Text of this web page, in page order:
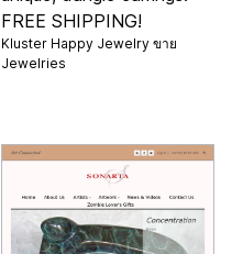
FREE SHIPPING!
Kluster Happy Jewelry ขาย
Jewelries